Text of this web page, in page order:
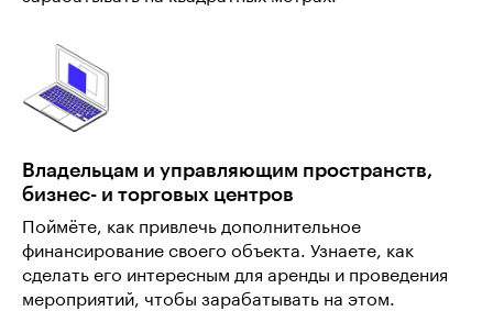
Владельцам и управляющим пространств,
бизнес- и торговых центров
Поймёте, как привлечь дополнительное
финансирование своего объекта. Узнаете, как
сделать его интересным для аренды и проведения
мероприятий, чтобы зарабатывать на этом.